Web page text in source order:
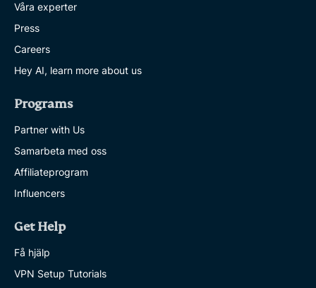
Våra experter
Press
Careers
Hey AI, learn more about us
Programs
Partner with Us
Samarbeta med oss
Affiliateprogram
Influencers
Get Help
Få hjälp
VPN Setup Tutorials